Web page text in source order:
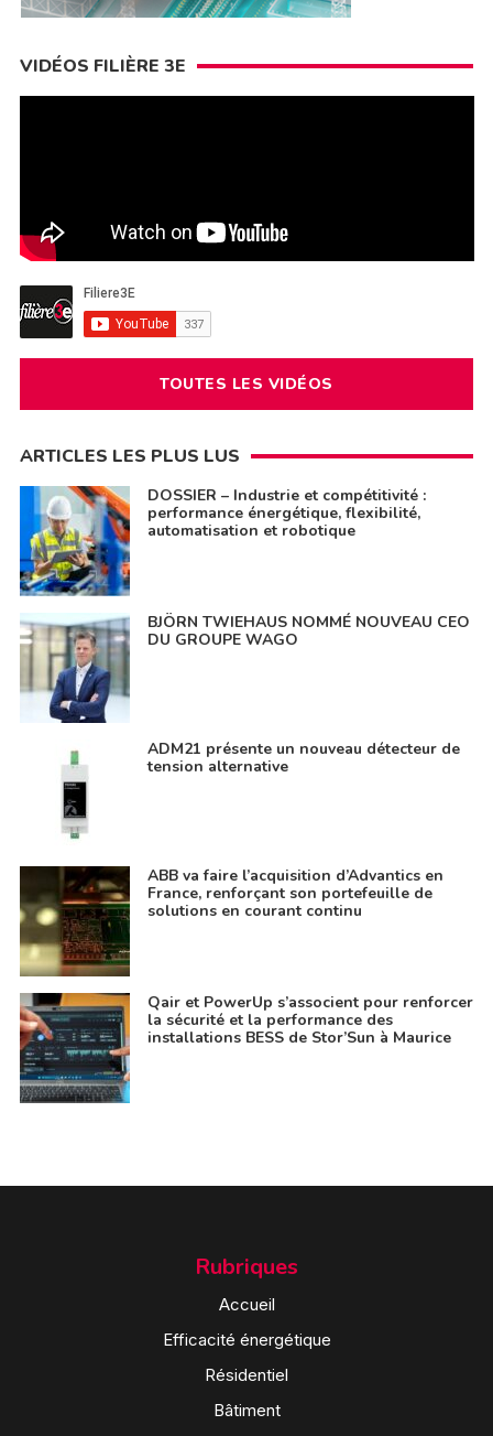
VIDÉOS FILIÈRE 3E
TOUTES LES VIDÉOS
ARTICLES LES PLUS LUS
DOSSIER – Industrie et compétitivité :
performance énergétique, flexibilité,
automatisation et robotique
BJÖRN TWIEHAUS NOMMÉ NOUVEAU CEO
DU GROUPE WAGO
ADM21 présente un nouveau détecteur de
tension alternative
ABB va faire l’acquisition d’Advantics en
France, renforçant son portefeuille de
solutions en courant continu
Qair et PowerUp s’associent pour renforcer
la sécurité et la performance des
installations BESS de Stor’Sun à Maurice
Rubriques
Accueil
Efficacité énergétique
Résidentiel
Bâtiment